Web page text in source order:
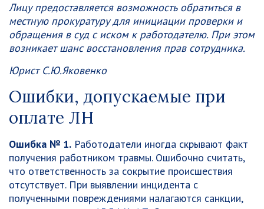
Лицу предоставляется возможность обратиться в
местную прокуратуру для инициации проверки и
обращения в суд с иском к работодателю. При этом
возникает шанс восстановления прав сотрудника.
Юрист С.Ю.Яковенко
Ошибки, допускаемые при
оплате ЛН
Ошибка № 1. Работодатели иногда скрывают факт
получения работником травмы. Ошибочно считать,
что ответственность за сокрытие происшествия
отсутствует. При выявлении инцидента с
полученными повреждениями налагаются санкции,